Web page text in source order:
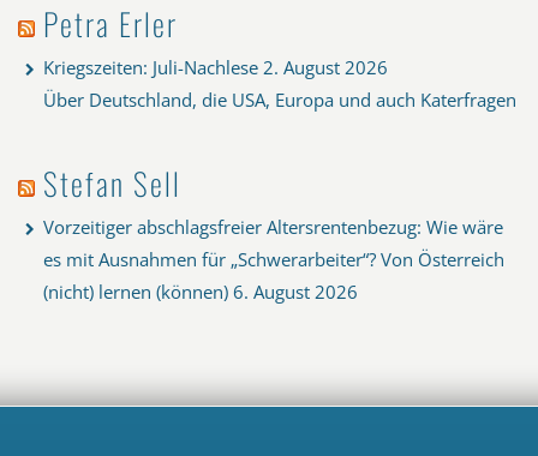
Petra Erler
Kriegszeiten: Juli-Nachlese 2. August 2026
Über Deutschland, die USA, Europa und auch Katerfragen
Stefan Sell
Vorzeitiger abschlagsfreier Altersrentenbezug: Wie wäre
es mit Ausnahmen für „Schwerarbeiter“? Von Österreich
(nicht) lernen (können) 6. August 2026